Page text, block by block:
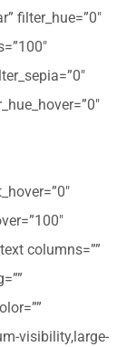
filter_hue=”0″
columns=””
visibility,large-